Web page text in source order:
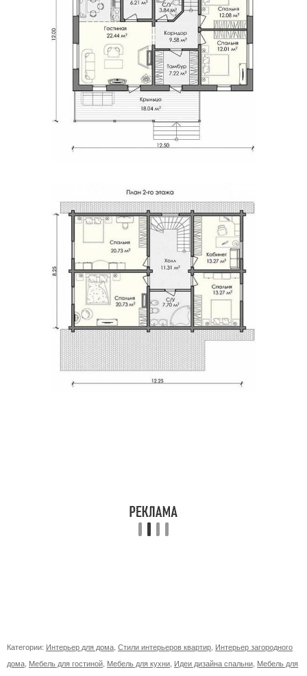
Категории: Интерьер для дома, Стили интерьеров квартир, Интерьер загородного
дома, Мебель для гостиной, Мебель для кухни, Идеи дизайна спальни, Мебель для